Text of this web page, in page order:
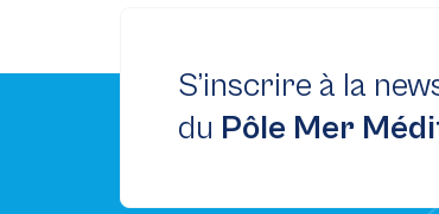
S’inscrire à la
du Pôle Mer